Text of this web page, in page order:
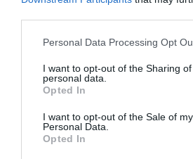
Personal Data Processing Opt
I want to opt-out of the Sharing
personal data.
Opted In
I want to opt-out of the Sale of my
Personal Data.
Opted In
HALUCINANT! Ambasada Italiei
Poliția Română execută. Cazul
jurnalistei de la RAI